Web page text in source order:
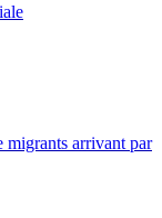
migrants arrivant par